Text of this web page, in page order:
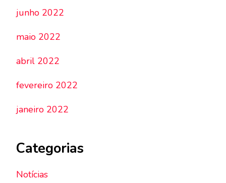
junho 2022
maio 2022
abril 2022
fevereiro 2022
janeiro 2022
Categorias
Notícias